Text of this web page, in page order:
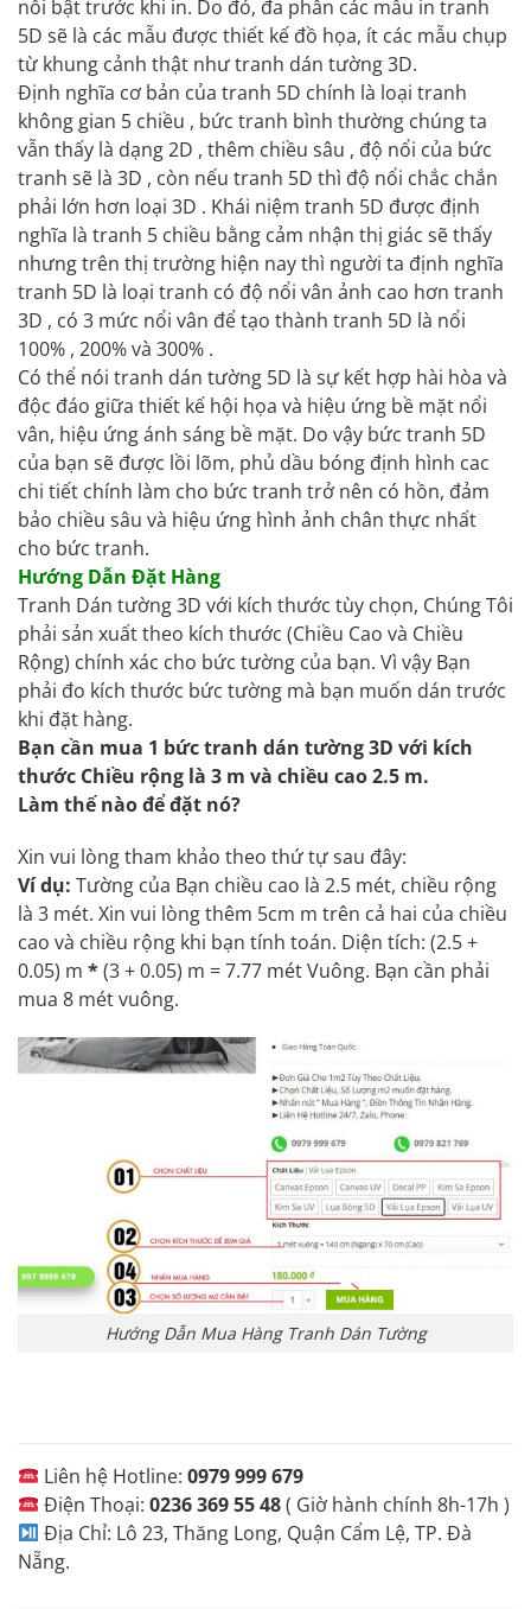
nổi bật trước khi in. Do đó, đa phần các mẫu in tranh
5D sẽ là các mẫu được thiết kế đồ họa, ít các mẫu chụp
từ khung cảnh thật như tranh dán tường 3D.
Định nghĩa cơ bản của tranh 5D chính là loại tranh
không gian 5 chiều , bức tranh bình thường chúng ta
vẫn thấy là dạng 2D , thêm chiều sâu , độ nổi của bức
tranh sẽ là 3D , còn nếu tranh 5D thì độ nổi chắc chắn
phải lớn hơn loại 3D . Khái niệm tranh 5D được định
nghĩa là tranh 5 chiều bằng cảm nhận thị giác sẽ thấy
nhưng trên thị trường hiện nay thì người ta định nghĩa
tranh 5D là loại tranh có độ nổi vân ảnh cao hơn tranh
3D , có 3 mức nổi vân để tạo thành tranh 5D là nổi
100% , 200% và 300% .
Có thể nói tranh dán tường 5D là sự kết hợp hài hòa và
độc đáo giữa thiết kế hội họa và hiệu ứng bề mặt nổi
vân, hiệu ứng ánh sáng bề mặt. Do vậy bức tranh 5D
của bạn sẽ được lồi lõm, phủ dầu bóng định hình cac
chi tiết chính làm cho bức tranh trở nên có hồn, đảm
bảo chiều sâu và hiệu ứng hình ảnh chân thực nhất
cho bức tranh.
Hướng Dẫn Đặt Hàng
Tranh Dán tường 3D với kích thước tùy chọn, Chúng Tôi
phải sản xuất theo kích thước (Chiều Cao và Chiều
Rộng) chính xác cho bức tường của bạn. Vì vậy Bạn
phải đo kích thước bức tường mà bạn muốn dán trước
khi đặt hàng.
Bạn cần mua 1 bức tranh dán tường 3D với kích
thước Chiều rộng là 3 m và chiều cao 2.5 m.
Làm thế nào để đặt nó?
Xin vui lòng tham khảo theo thứ tự sau đây:
Ví dụ: Tường của Bạn chiều cao là 2.5 mét, chiều rộng
là 3 mét. Xin vui lòng thêm 5cm m trên cả hai của chiều
cao và chiều rộng khi bạn tính toán. Diện tích: (2.5 +
0.05) m *(3 + 0.05) m = 7.77 mét Vuông. Bạn cần phải
mua 8 mét vuông.
Hướng Dẫn Mua Hàng Tranh Dán Tường
Liên hệ Hotline: 0979 999 679
Điện Thoại: 0236 369 55 48( Giờ hành chính 8h-17h )
Địa Chỉ: Lô 23, Thăng Long, Quận Cẩm Lệ, TP. Đà
Nẵng.